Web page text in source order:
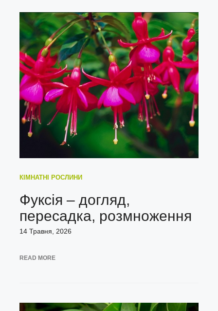
КІМНАТНІ РОСЛИНИ
Фуксія – догляд,
пересадка, розмноження
14 Травня, 2026
READ MORE